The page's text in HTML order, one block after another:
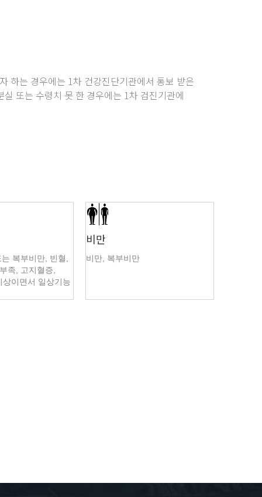
하는 경우에는 1차 건강진단기관에서 통보 받은
또는 수령치 못 한 경우에는 1차 검진기관에
복부비만, 빈혈,
족, 고지혈증,
이면서 일상기능
비만
비만, 복부비만